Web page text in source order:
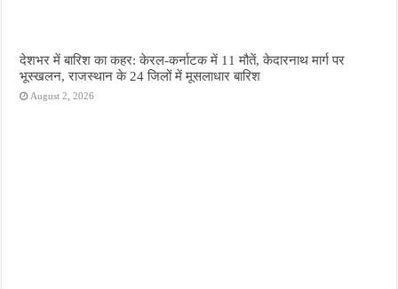
देशभर में बारिश का कहर: केरल-कर्नाटक में 11 मौतें, केदारनाथ मार्ग पर
भूस्खलन, राजस्थान के 24 जिलों में मूसलाधार बारिश
August 2, 2026